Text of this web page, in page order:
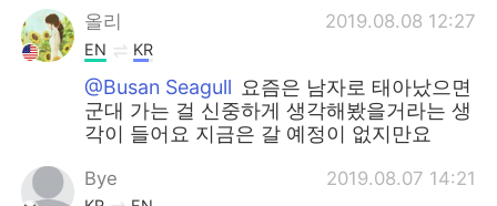
올리
2019.08.08 12:27
EN KR
@Busan Seagull 요즘은 남자로 태아났으면
군대 가는 걸 신중하게 생각해봤을거라는 생
각이 들어요 지금은 갈 예정이 없지만요
Bye 2019.08.07 14:21